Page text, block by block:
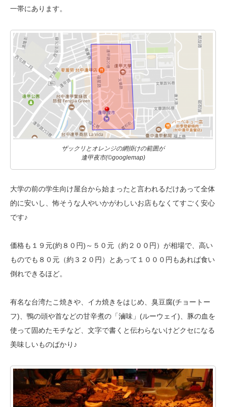
一帯にあります。
ザックリとオレンジの網掛けの範囲が
逢甲夜市(©googlemap)
大学の前の学生向け屋台から始まったと言われるだけあって全体
的に安いし、怖そうな人やいかがわしいお店もなくてすごく安心
です♪
価格も１９元(約８０円)～５０元（約２００円）が相場で、高い
ものでも８０元 （約３２０円）とあって１０００円もあれば食い
倒れできるほど。
有名な台湾たこ焼きや、イカ焼きをはじめ、臭豆腐(チョートー
フ)、鴨の頭や首などの甘辛煮の「滷味」(ルーウェイ)、豚の血を
使って固めたモチなど、文字で書くと伝わらないけどクセになる
美味しいものばかり♪